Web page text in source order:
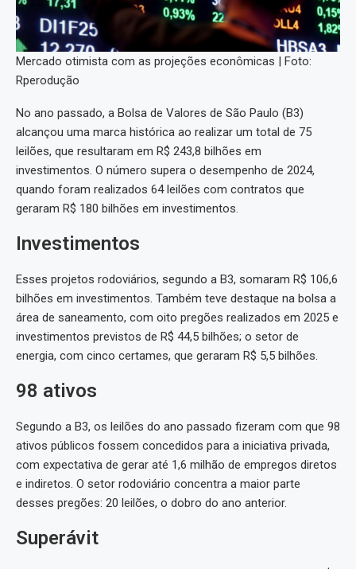
Mercado otimista com as projeções econômicas | Foto:
Rperodução
No ano passado, a Bolsa de Valores de São Paulo (B3)
alcançou uma marca histórica ao realizar um total de 75
leilões, que resultaram em R$ 243,8 bilhões em
investimentos. O número supera o desempenho de 2024,
quando foram realizados 64 leilões com contratos que
geraram R$ 180 bilhões em investimentos.
Investimentos
Esses projetos rodoviários, segundo a B3, somaram R$ 106,6
bilhões em investimentos. Também teve destaque na bolsa a
área de saneamento, com oito pregões realizados em 2025 e
investimentos previstos de R$ 44,5 bilhões; o setor de
energia, com cinco certames, que geraram R$ 5,5 bilhões.
98 ativos
Segundo a B3, os leilões do ano passado fizeram com que 98
ativos públicos fossem concedidos para a iniciativa privada,
com expectativa de gerar até 1,6 milhão de empregos diretos
e indiretos. O setor rodoviário concentra a maior parte
desses pregões: 20 leilões, o dobro do ano anterior.
Superávit